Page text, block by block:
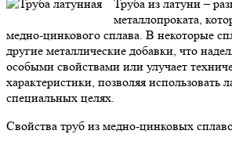
Труба из латуни –
металлопроката,
медно-цинкового сплава. В некоторые
другие металлические добавки, что
особыми свойствами или улучает
характеристики, позволяя использовать
специальных целях.
Свойства труб из медно-цинковых